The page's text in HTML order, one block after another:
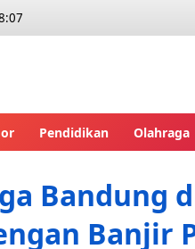
Pendidikan Olahraga
Bandung
Banjir